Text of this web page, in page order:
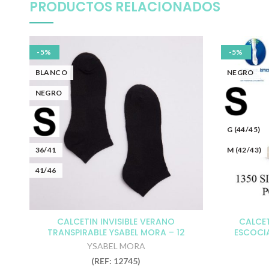
PRODUCTOS RELACIONADOS
-5%
BLANCO
NEGRO
36/41
41/46
CALCETIN INVISIBLE VERANO
TRANSPIRABLE YSABEL MORA – 12
unidades
YSABEL MORA
(REF: 12745)
-5%
NEGRO
G (44/45)
M (42/43)